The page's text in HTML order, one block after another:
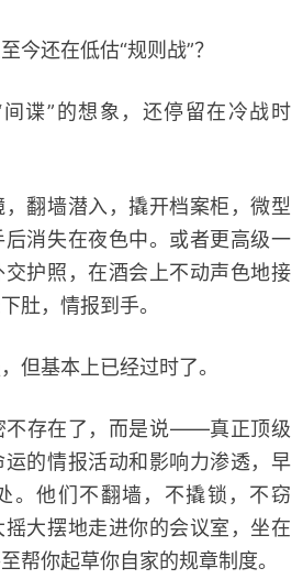
还在低估“规则战”？
”的想象，还停留在冷战时
翻墙潜入，撬开档案柜，微型
消失在夜色中。或者更高级一
护照，在酒会上不动声色地接
肚，情报到手。
基本上已经过时了。
存在了，而是说——真正顶级
的情报活动和影响力渗透，早
。他们不翻墙，不撬锁，不窃
大摆地走进你的会议室，坐在
帮你起草你自家的规章制度。